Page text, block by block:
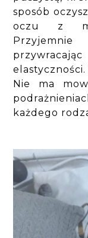
sposób
oczu z
Nie ma
każdego